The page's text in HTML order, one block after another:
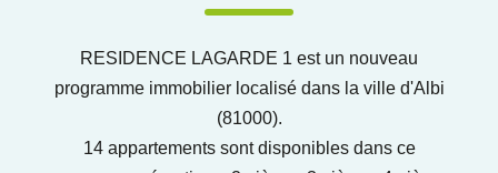
RESIDENCE LAGARDE 1 est un nouveau
programme immobilier localisé dans la ville d'Albi
(81000).
14 appartements sont disponibles dans ce